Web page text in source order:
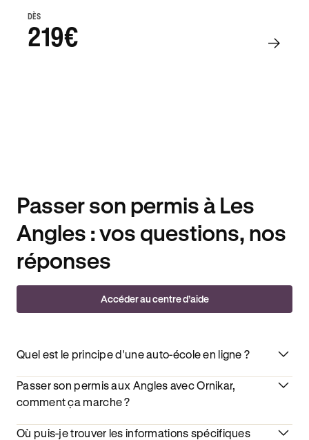
DÈS
219€
Passer son permis à Les
Angles : vos questions, nos
réponses
Accéder au centre d’aide
Quel est le principe d'une auto-école en ligne ?
Passer son permis aux Angles avec Ornikar,
comment ça marche ?
Où puis-je trouver les informations spécifiques